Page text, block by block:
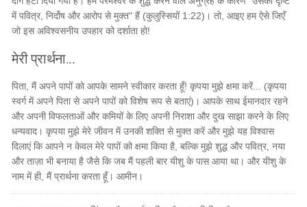
में पवित्र, निर्दोष और आरोप से मुक्त" हैं (कुलुस्सियों 1:22)। तो, आइए हम ऐसे जिएँ
जो इस अविश्वसनीय उपहार को दर्शाता हो!
मेरी प्रार्थना...
पिता, मैं अपने पापों को आपके सामने स्वीकार करता हूँ! कृपया मुझे क्षमा करें... (कृपया
स्वर्ग में अपने पिता से अपने पापों को विशेष रूप से बताएं)। आपके साथ ईमानदार रहने
और अपनी विफलताओं और कमियों के लिए अपनी निराशा और दुख साझा करने के लिए
धन्यवाद। कृपया मुझे मेरे जीवन में उनकी शक्ति से मुक्त करें और मुझे यह विश्वास
दिलाएं कि आपने न केवल मेरे पापों को क्षमा किया है, बल्कि मुझे शुद्ध और पवित्र, नया
और ताज़ा भी बनाया है जैसे कि जब मैं पहली बार यीशु के पास आया था। और यीशु के
नाम में ही, मैं प्रार्थना करता हूँ। आमीन।